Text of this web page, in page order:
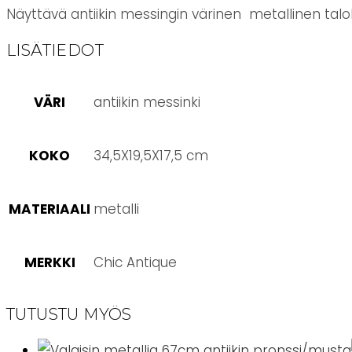
Näyttävä antiikin messingin värinen metallinen
LISÄTIEDOT
VÄRI antiikin messinki
KOKO 34,5X19,5X17,5 cm
MATERIAALI metalli
MERKKI Chic Antique
TUTUSTU MYÖS